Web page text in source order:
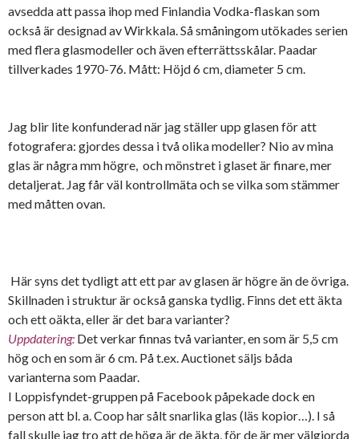
avsedda att passa ihop med Finlandia Vodka-flaskan som
också är designad av Wirkkala. Så småningom utökades serien
med flera glasmodeller och även efterrättsskålar. Paadar
tillverkades 1970-76. Mått: Höjd 6 cm, diameter 5 cm.
Jag blir lite konfunderad när jag ställer upp glasen för att
fotografera: gjordes dessa i två olika modeller? Nio av mina
glas är några mm högre, och mönstret i glaset är finare, mer
detaljerat. Jag får väl kontrollmäta och se vilka som stämmer
med måtten ovan.
Här syns det tydligt att ett par av glasen är högre än de övriga.
Skillnaden i struktur är också ganska tydlig. Finns det ett äkta
och ett oäkta, eller är det bara varianter?
Uppdatering: Det verkar finnas två varianter, en som är 5,5 cm
hög och en som är 6 cm. På t.ex. Auctionet säljs båda
varianterna som Paadar.
I Loppisfyndet-gruppen på Facebook påpekade dock en
person att bl. a. Coop har sålt snarlika glas (läs kopior…). I så
fall skulle jag tro att de höga är de äkta, för de är mer välgjorda